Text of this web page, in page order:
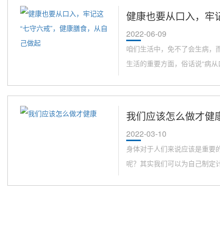
健康也要从口入，牢
2022-06-09
咱们生活中，免不了会生病，
生活的重要方面，俗话说“病
我们应该怎么做才健
2022-03-10
身体对于人们来说应该是重要
呢？其实我们可以为自己制定